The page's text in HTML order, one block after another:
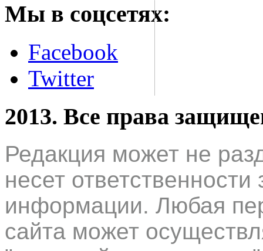
Мы в соцсетях:
Facebook
Twitter
2013. Все права
Редакция может не
несет
информации. Любая
сайта может